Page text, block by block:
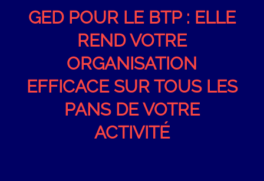
GED POUR LE BTP : ELLE
REND VOTRE
ORGANISATION
EFFICACE SUR TOUS LES
PANS DE VOTRE
ACTIVITÉ